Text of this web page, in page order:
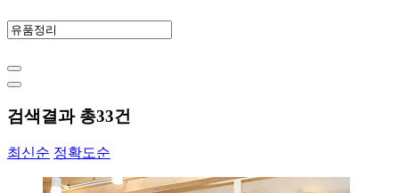
검색결과 총33건
최신순 정확도순